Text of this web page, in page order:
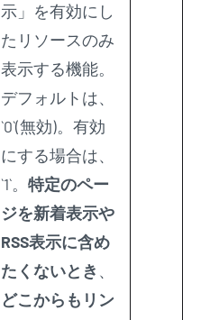
示」を有効にし
たリソースのみ
表示する機能。
デフォルトは、
`0`(無効)。有効
にする場合は、
`1`。 特定のペー
ジを新着表示や
RSS表示に含め
たくないとき 、
どこからもリン